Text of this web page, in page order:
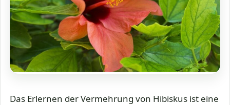
Das Erlernen der Vermehrung von Hibiskus ist eine